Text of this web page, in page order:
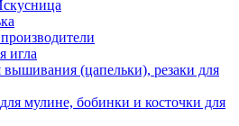
игла
(цапельки), резаки для
мулине, бобинки и косточки для